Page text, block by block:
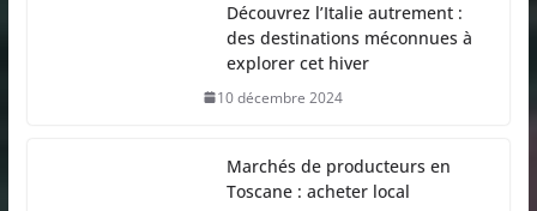
Découvrez l’Italie autrement :
des destinations méconnues à
explorer cet hiver
10 décembre 2024
Marchés de producteurs en
Toscane : acheter local